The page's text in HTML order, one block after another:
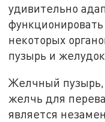
удивительно
некоторых
пузырь и
Желчный пузырь,
желчь для
является